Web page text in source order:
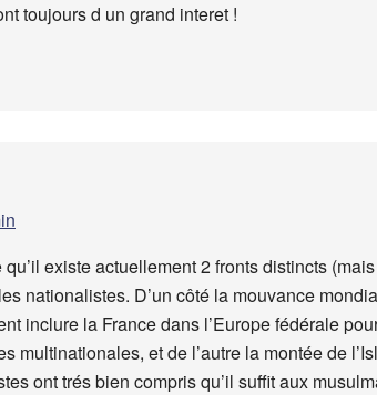
toujours d un grand interet !
existe actuellement 2 fronts distincts
nationalistes. D’un côté la mouvance
inclure la France dans l’Europe fédérale
multinationales, et de l’autre la montée de
ont trés bien compris qu’il suffit aux